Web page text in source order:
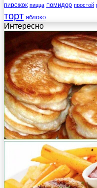
пирожок пицца помидор простой
торт яблоко
Интересно